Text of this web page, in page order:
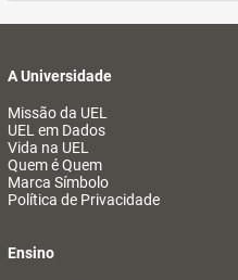
A Universidade
Missão da UEL
UEL em Dados
Vida na UEL
Quem é Quem
Marca Símbolo
Política de Privacidade
Ensino